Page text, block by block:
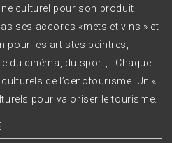
culturel pour son produit
ses accords «mets et vins » et
pour les artistes peintres,
du cinéma, du sport,.. Chaque
de l’oenotourisme. Un «
pour valoriser le tourisme.